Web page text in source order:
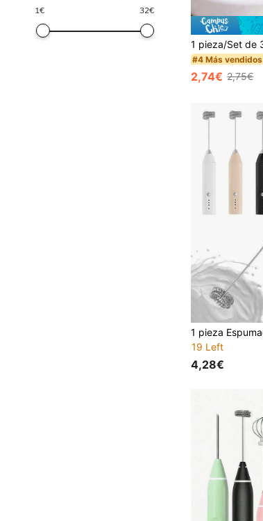
1€ 32€
#4 Más vendidos
2,74€ 2,75€
19 Left
4,28€